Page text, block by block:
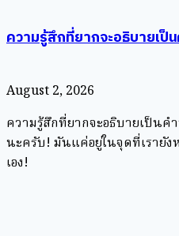
ความรู้สึกที่ยากจะอธิบายเป็
August 2, 2026
ความรู้สึกที่ยากจะอธิบายเป็นค
นะครับ! มันแค่อยู่ในจุดที่เรายัง
เอง!